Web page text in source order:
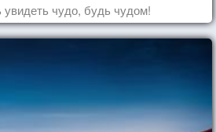
чудо, будь чудом!